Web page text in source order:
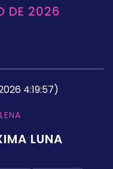
DE 2026
4:19:57)
LUNA